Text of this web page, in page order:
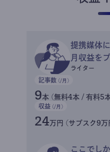
提携媒体
月収益を
ライター
記事数 (/月)
9本 (無料4本 / 有料5
収益 (/月)
24万円 (サブスク9
ここでし